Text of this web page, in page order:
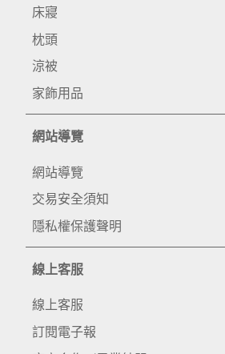
床寢
枕頭
涼被
家飾用品
網站導覽
網站導覽
交易安全須知
隱私權保護聲明
線上客服
線上客服
訂閱電子報